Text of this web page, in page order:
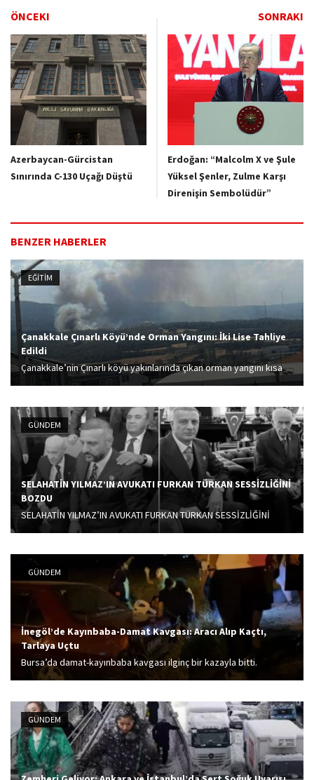
ÖNCEKI SONRAKI
Azerbaycan-Gürcistan
Sınırında C-130 Uçağı Düştü
Erdoğan: “Malcolm X ve Şule
Yüksel Şenler, Zulme Karşı
Direnişin Sembolüdür”
BENZER HABERLER
EĞİTİM
Çanakkale Çınarlı Köyü’nde Orman Yangını: İki Lise Tahliye
Edildi
Çanakkale’nin Çınarlı köyü yakınlarında çıkan orman yangını kısa
sürede kontrol altına alındı. İki lise tedbir amacıyla tahliye edildi.
GÜNDEM
SELAHATİN YILMAZ’IN AVUKATI FURKAN TÜRKAN SESSİZLİĞİNİ
BOZDU
SELAHATİN YILMAZ’IN AVUKATI FURKAN TÜRKAN SESSİZLİĞİNİ
BOZDU İş insanı Selahattin Yılmaz özel afla cezaevinden tahliye
altına alınmış ve beraberindeki birçok kişiyle Selahattin...
GÜNDEM
İnegöl’de Kayınbaba-Damat Kavgası: Aracı Alıp Kaçtı,
Tarlaya Uçtu
Bursa’da damat-kayınbaba kavgası ilginç bir kazayla bitti.
Otomobili alıp kaçan kayınbaba, direksiyon hakimiyetini
GÜNDEM